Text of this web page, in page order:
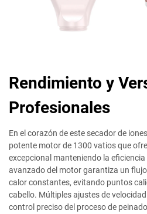
Rendimiento y
Profesionales
En el corazón de este secador de
potente motor de 1300 vatios que
excepcional manteniendo la
avanzado del motor garantiza un
calor constantes, evitando puntos
cabello. Múltiples ajustes de
control preciso del proceso de